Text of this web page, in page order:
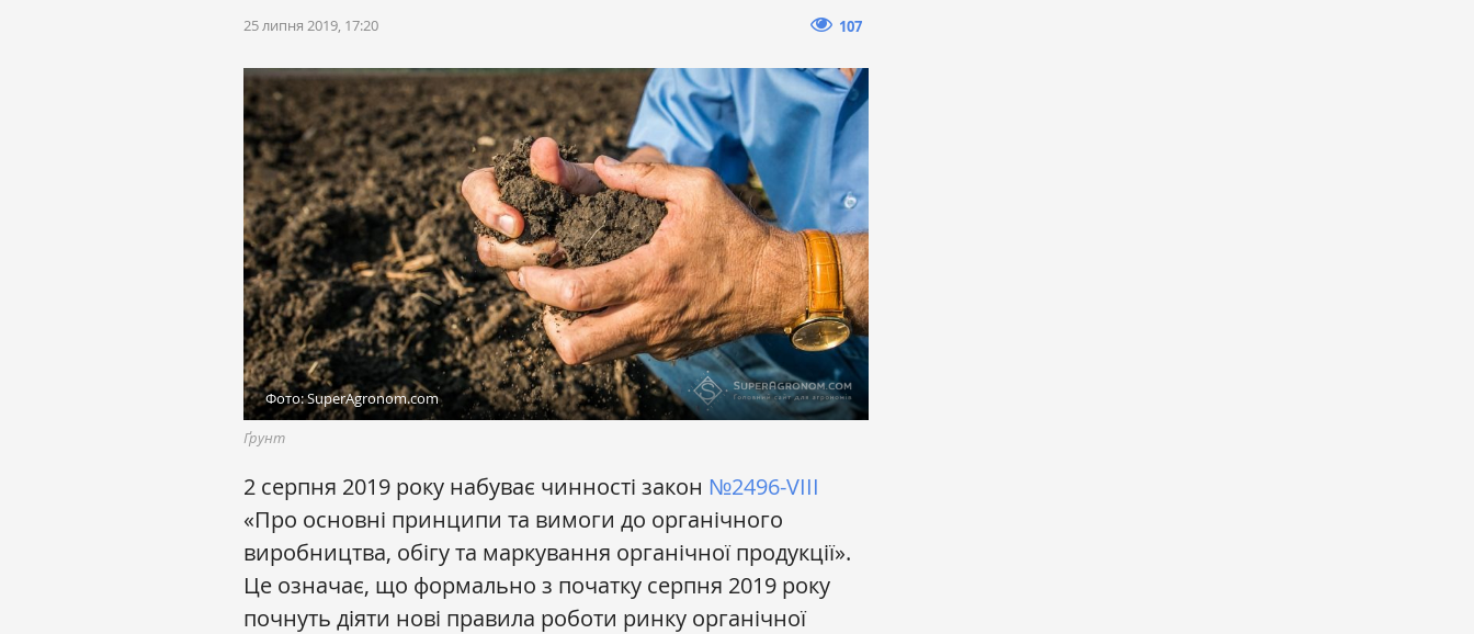
25 липня 2019, 17:20 107
Фото: SuperAgronom.com
Ґрунт
2 серпня 2019 року набуває чинності закон №2496-VIII
«Про основні принципи та вимоги до органічного
виробництва, обігу та маркування органічної продукції».
Це означає, що формально з початку серпня 2019 року
почнуть діяти нові правила роботи ринку органічної